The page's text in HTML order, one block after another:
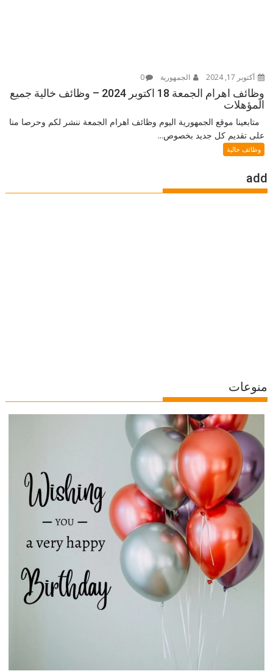
أكتوبر 17, 2024 الجمهورية 0
وظائف اهرام الجمعة 18 اكتوبر 2024 – وظائف خالية جميع
المؤهلات
متابعينا موقع الجمهورية اليوم وظائف اهرام الجمعة ننشر لكم وحرصا منا
على تقديم كل جديد بخصوص...
وظائف خالية
add
منوعات